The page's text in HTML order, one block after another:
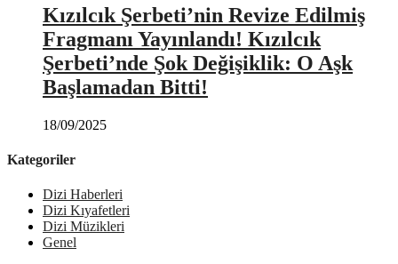
Kızılcık Şerbeti’nin Revize Edilmiş
Fragmanı Yayınlandı! Kızılcık
Şerbeti’nde Şok Değişiklik: O Aşk
Başlamadan Bitti!
18/09/2025
Kategoriler
Dizi Haberleri
Dizi Kıyafetleri
Dizi Müzikleri
Genel